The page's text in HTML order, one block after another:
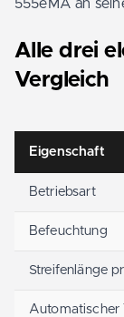
555eMA an
Alle drei
Vergleich
Eigenschaft
Betriebsart
Befeuchtung
Streifenlänge
Automatischer